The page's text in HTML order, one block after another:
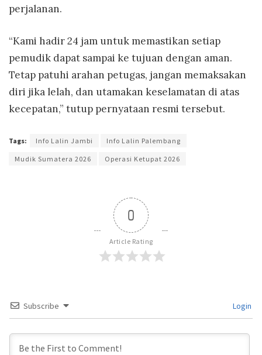
perjalanan.
“Kami hadir 24 jam untuk memastikan setiap
pemudik dapat sampai ke tujuan dengan aman.
Tetap patuhi arahan petugas, jangan memaksakan
diri jika lelah, dan utamakan keselamatan di atas
kecepatan,” tutup pernyataan resmi tersebut.
Tags: Info Lalin Jambi Info Lalin Palembang
Mudik Sumatera 2026 Operasi Ketupat 2026
0
Article Rating
Subscribe Login